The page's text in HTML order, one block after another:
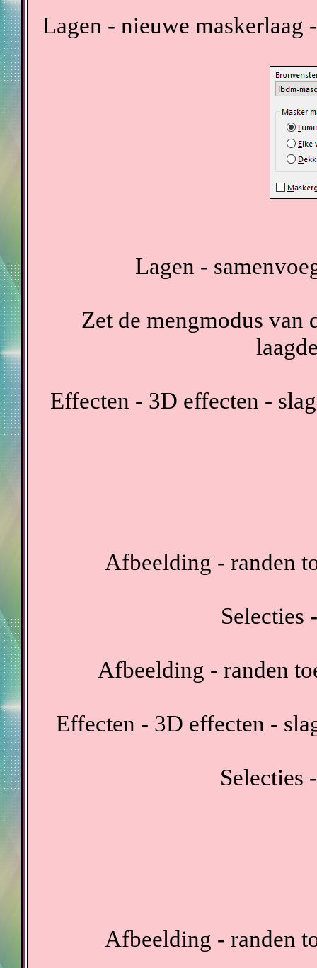
Lagen - nieuwe
Lagen -
Zet de mengmodus van
Effecten - 3D effecten -
Afbeelding - randen
Selecties
Afbeelding - randen
Effecten - 3D effecten -
Selecties
Afbeelding - randen